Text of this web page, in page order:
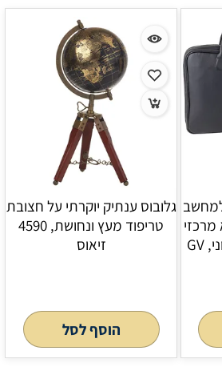
תא מרכזי
כפול מבית המותג גבעוני, GV
גלובוס ענתיק יוקרתי על חצובת
טריפוד מעץ ונחושת, 4590
זיאוס
הוסף לסל